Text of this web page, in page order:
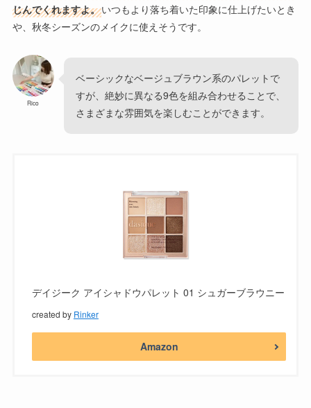
じんでくれますよ。いつもより落ち着いた印象に仕上げたいとき
や、秋冬シーズンのメイクに使えそうです。
Rico
ベーシックなベージュブラウン系のパレットで
すが、絶妙に異なる9色を組み合わせることで、
さまざまな雰囲気を楽しむことができます。
デイジーク アイシャドウパレット 01 シュガーブラウニー
created by Rinker
Amazon